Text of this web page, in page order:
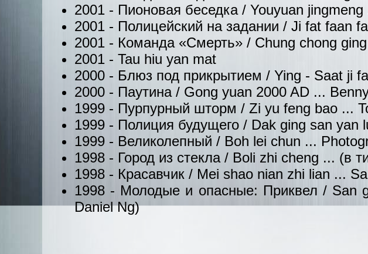
2001 - Пионовая беседка / Youyuan
2001 - Полицейский на задании / Ji fat faan
2001 - Команда «Смерть» / Chung chong
2001 - Tau hiu yan mat
2000 - Блюз под прикрытием / Ying - Saat ji
2000 - Паутина / Gong yuan 2000 AD ...
1999 - Пурпурный шторм / Zi yu feng bao ...
1999 - Полиция будущего / Dak ging san yan
1999 - Великолепный / Boh lei chun ...
1998 - Город из стекла / Boli zhi cheng ... (в
1998 - Красавчик / Mei shao nian zhi lian ...
1998 - Молодые и опасные: Приквел / San
Daniel Ng)